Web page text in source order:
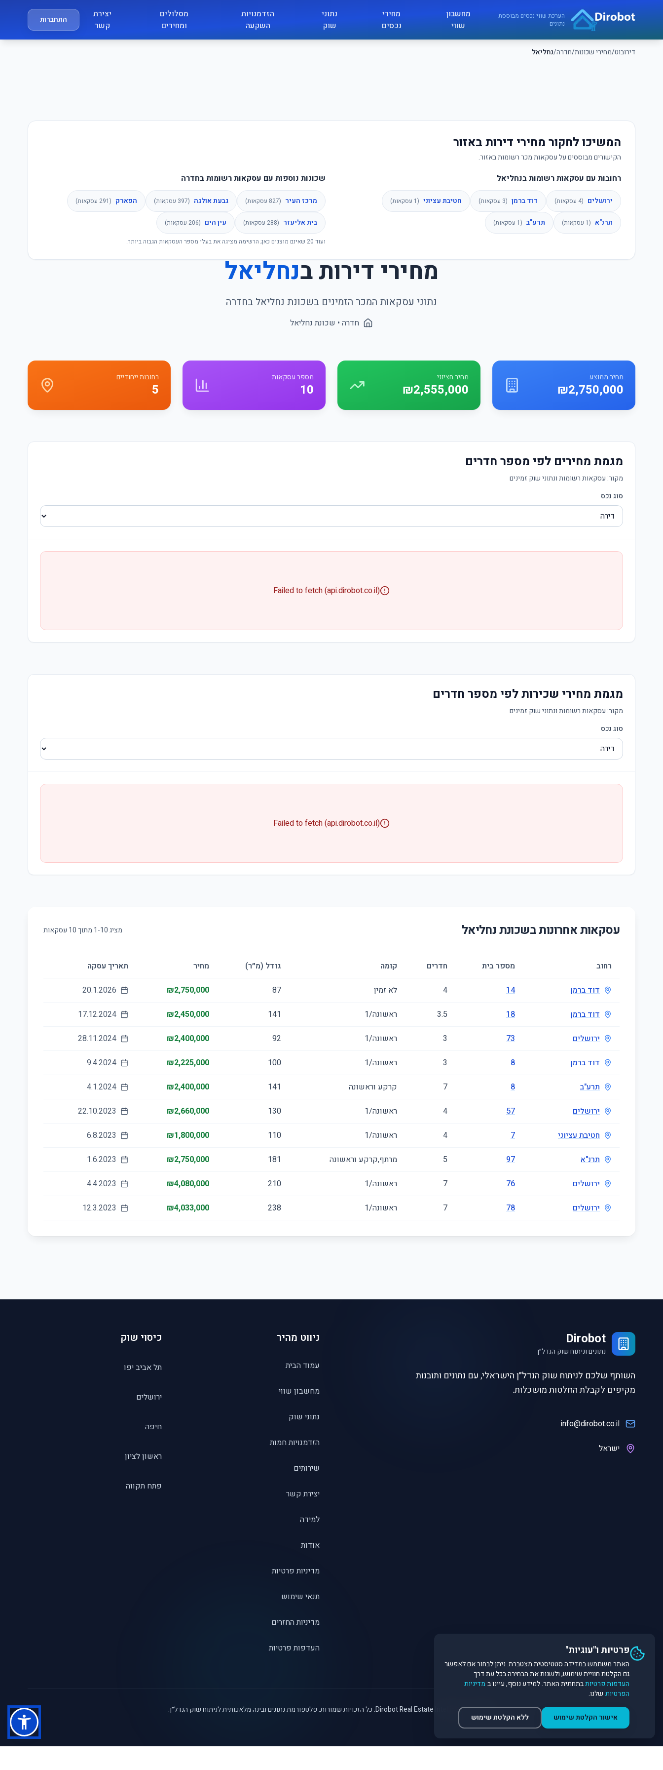
דירובוט/מחירי שכונות/חדרה/נחליאל
דירובוט
הערכת שווי נכסים מבוססת
נתונים
מחשבון
שווי
מחירי
נכסים
נתוני
שוק
הזדמנויות
השקעה
מסלולים
ומחירים
יצירת
קשר
התחברות
המשיכו לחקור מחירי דירות באזור
הקישורים מבוססים על עסקאות מכר רשומות באזור.
רחובות עם עסקאות רשומות בנחליאל
ירושלים (
4 עסקאות) דוד ברמן (
3 עסקאות) חטיבת עציוני (
1 עסקאות)
תרנ"א (
1 עסקאות) תרע"ב (
1 עסקאות)
שכונות נוספות עם עסקאות רשומות בחדרה
מרכז העיר (
827 עסקאות) גבעת אולגה (
397 עסקאות) הפארק (
291 עסקאות)
בית אליעזר (
288 עסקאות) עין הים (
206 עסקאות)
ועוד 20 שאינם מוצגים כאן; הרשימה מציגה את בעלי מספר העסקאות הגבוה ביותר.
מחירי דירות בנחליאל
נתוני עסקאות המכר הזמינים בשכונת נחליאל בחדרה
חדרה • שכונת נחליאל
מחיר ממוצע
₪2,750,000
מחיר חציוני
₪2,555,000
מספר עסקאות
10
רחובות ייחודיים
5
מגמת מחירים לפי מספר חדרים
מקור: עסקאות רשומות ונתוני שוק זמינים
סוג נכס
Failed to fetch (api.dirobot.co.il)
מגמת מחירי שכירות לפי מספר חדרים
מקור: עסקאות רשומות ונתוני שוק זמינים
סוג נכס
Failed to fetch (api.dirobot.co.il)
עסקאות אחרונות בשכונתנחליאל מציג 1-10 מתוך10 עסקאות
רחוב מספר בית חדרים קומה גודל (מ״ר) מחיר תאריך עסקה
דוד ברמן 14
4 לא זמין 87
₪2,750,000
20.1.2026
דוד ברמן 18
3.5 ראשונה/1 141
₪2,450,000
17.12.2024
ירושלים 73
3 ראשונה/1 92
₪2,400,000
28.11.2024
דוד ברמן 8
3 ראשונה/1 100
₪2,225,000
9.4.2024
תרע"ב 8
7 קרקע וראשונה 141
₪2,400,000
4.1.2024
ירושלים 57
4 ראשונה/1 130
₪2,660,000
22.10.2023
חטיבת עציוני 7
4 ראשונה/1 110
₪1,800,000
6.8.2023
תרנ"א 97
5 מרתף,קרקע וראשונה 181
₪2,750,000
1.6.2023
ירושלים 76
7 ראשונה/1 210
₪4,080,000
4.4.2023
ירושלים 78
7 ראשונה/1 238
₪4,033,000
12.3.2023
Dirobot
נתונים וניתוח שוק הנדל״ן
השותף שלכם לניתוח שוק הנדל״ן הישראלי, עם נתונים ותובנות
מקיפים לקבלת החלטות מושכלות.
info@dirobot.co.il
ישראל
ניווט מהיר
עמוד הבית
מחשבון שווי
נתוני שוק
הזדמנויות חמות
שירותים
יצירת קשר
למידה
אודות
מדיניות פרטיות
תנאי שימוש
מדיניות החזרים
העדפות פרטיות
כיסוי שוק
תל אביב יפו
ירושלים
חיפה
ראשון לציון
פתח תקווה
©
2026Dirobot Real Estate Intelligence. כל הזכויות שמורות. פלטפורמת נתונים ובינה מלאכותית לניתוח שוק הנדל״ן.
פרטיות ו"עוגיות"
האתר משתמש במדידה סטטיסטית מצטברת. ניתן לבחור אם לאפשר
גם הקלטת חוויית שימוש, ולשנות את הבחירה בכל עת דרך
העדפות פרטיותבתחתית האתר. למידע נוסף, עיינו ב מדיניות
הפרטיות שלנו.
אישור הקלטת שימוש ללא הקלטת שימוש